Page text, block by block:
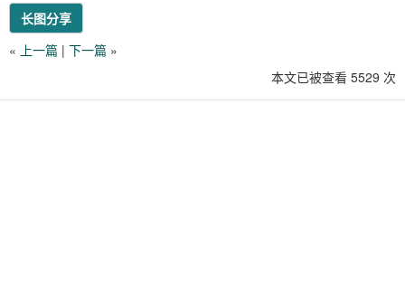
长图分享
« 上一篇 | 下一篇 »
本文已被查看 5529 次